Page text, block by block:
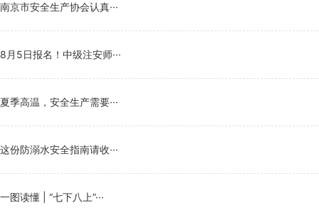
南京市安全生产协会认真···
8月5日报名！中级注安师···
夏季高温，安全生产需要···
这份防溺水安全指南请收···
一图读懂 | “七下八上”···